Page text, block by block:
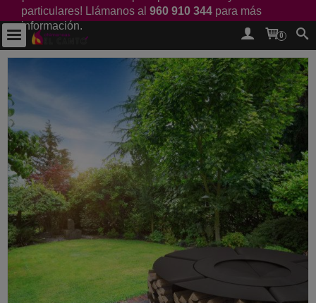
particulares! Llámanos al 960 910 344 para más
información.
0